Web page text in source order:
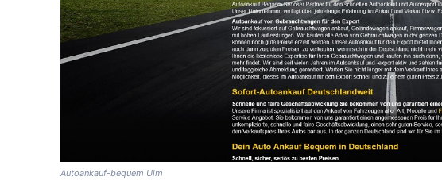
Autoankauf-bequem Ulm